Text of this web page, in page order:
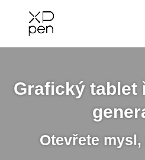
Grafický tablet
Otevřete